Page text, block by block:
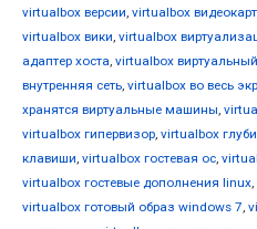
virtualbox версии, virtualbox
virtualbox вики, virtualbox
адаптер хоста, virtualbox
внутренняя сеть, virtualbox во весь
хранятся виртуальные машины,
virtualbox гипервизор, virtualbox
клавиши, virtualbox гостевая ос,
virtualbox гостевые дополнения linux,
virtualbox готовый образ windows 7,